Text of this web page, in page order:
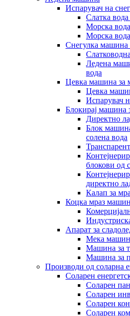
Испарувач на
Слатка
Морска
Морска
Снегулка машина
Ледена
вода
Цевка машина за
Цевка
Испарувач
Блокирај машина
Директно
Блок
солена вода
блокови од
директно
Калап за
Коцка мраз
Апарат за
Мека
Машина за
Машина за
Производи од соларна
Соларен
Соларен
Соларен
Соларен
Соларен